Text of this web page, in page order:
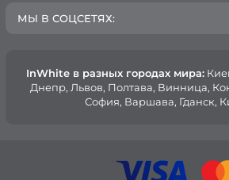
МЫ В СОЦСЕТЯХ:
InWhite в разных городах мира:
Днепр, Львов, Полтава, Винница,
София, Варшава, Гданск,